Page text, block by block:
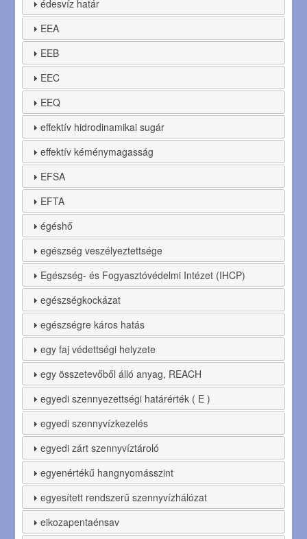
édesvíz határ
EEA
EEB
EEC
EEQ
effektív hidrodinamikai sugár
effektív kéménymagasság
EFSA
EFTA
égéshő
egészség veszélyeztettsége
Egészség- és Fogyasztóvédelmi Intézet (IHCP)
egészségkockázat
egészségre káros hatás
egy faj védettségi helyzete
egy összetevőből álló anyag, REACH
egyedi szennyezettségi határérték ( E )
egyedi szennyvízkezelés
egyedi zárt szennyvíztároló
egyenértékű hangnyomásszint
egyesített rendszerű szennyvízhálózat
eikozapentaénsav